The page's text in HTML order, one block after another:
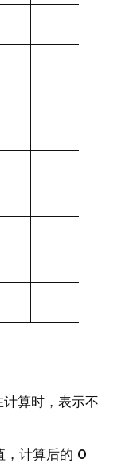
算时，表示不
，计算后的 0